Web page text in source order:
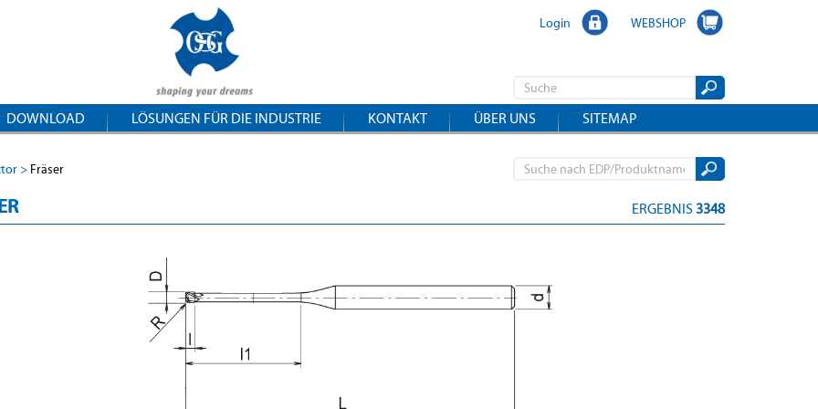
Login WEBSHOP
DOWNLOAD LÖSUNGEN FÜR DIE INDUSTRIE KONTAKT ÜBER UNS SITEMAP
Fräser
ERGEBNIS3348